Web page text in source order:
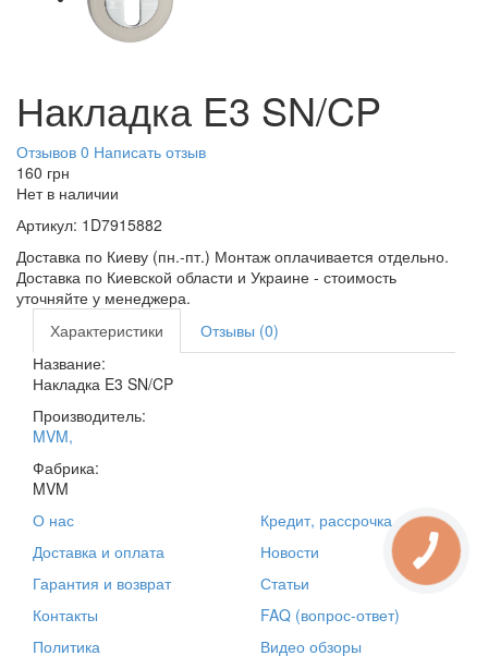
Накладка E3 SN/CP
Отзывов 0 Написать отзыв
160 грн
Нет в наличии
Артикул: 1D7915882
Доставка по Киеву (пн.-пт.) Монтаж оплачивается отдельно.
Доставка по Киевской области и Украине - стоимость
уточняйте у менеджера.
Характеристики
Отзывы (0)
Название:
Накладка E3 SN/CP
Производитель:
MVM,
Фабрика:
MVM
О нас
Доставка и оплата
Гарантия и возврат
Контакты
Политика
Кредит, рассрочка
Новости
Статьи
FAQ (вопрос-ответ)
Видео обзоры